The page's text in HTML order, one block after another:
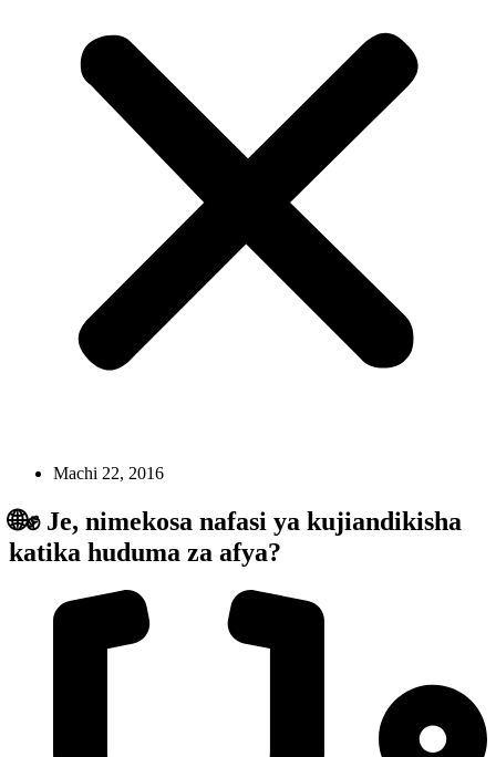
Machi 22, 2016
🌐✊ Je, nimekosa nafasi ya kujiandikisha
katika huduma za afya?